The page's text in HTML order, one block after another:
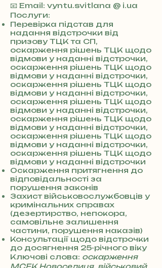
3
8
0
7
3
0
4
8
5
7
8
4
📧 Email: vyntu.svitlana @ i.ua
Послуги:
Перевірка підстав для
надання відстрочки від
призову ТЦК та СП,
оскарження рішень ТЦК щодо
відмови у наданні відстрочки,
оскарження рішень ТЦК щодо
відмови у наданні відстрочки,
оскарження рішень ТЦК щодо
відмови у наданні відстрочки,
оскарження рішень ТЦК щодо
відмови у наданні відстрочки,
оскарження рішень ТЦК щодо
відмови у наданні відстрочки,
оскарження рішень ТЦК щодо
відмови у наданні відстрочки,
оскарження рішень ТЦК щодо
відмови у наданні відстрочки
Оскарження притягнення до
відповідальності за
порушення законів
Захист військовослужбовців у
кримінальних справах
(дезертирство, непокора,
самовільне залишення
частини, порушення наказів)
Консультації щодо відстрочки
до досягнення 25-річного віку
Ключові слова: оскарження
МСЕК Новоселиця, військовий